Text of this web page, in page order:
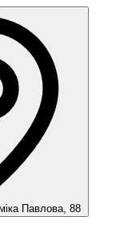
Павлова, 88